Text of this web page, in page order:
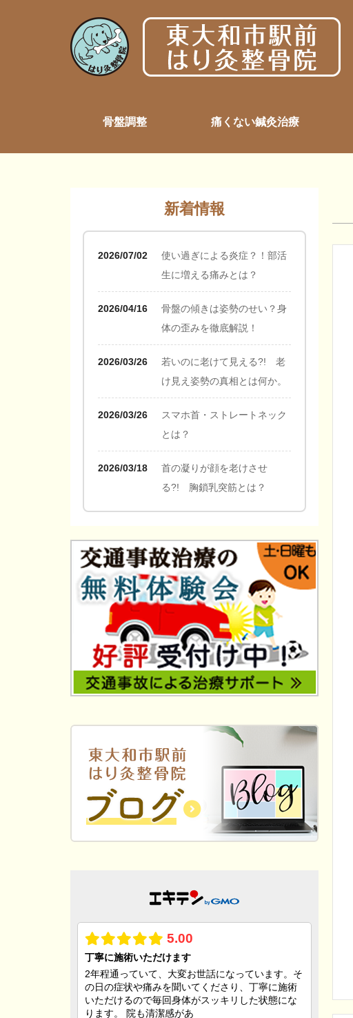
骨盤調整 痛くない鍼灸治療
新着情報
2026/07/02
使い過ぎによる炎症？！部活
生に増える痛みとは？
2026/04/16
骨盤の傾きは姿勢のせい？身
体の歪みを徹底解説！
2026/03/26
若いのに老けて見える?! 老
け見え姿勢の真相とは何か。
2026/03/26
スマホ首・ストレートネック
とは？
2026/03/18
首の凝りが顔を老けさせ
る?! 胸鎖乳突筋とは？